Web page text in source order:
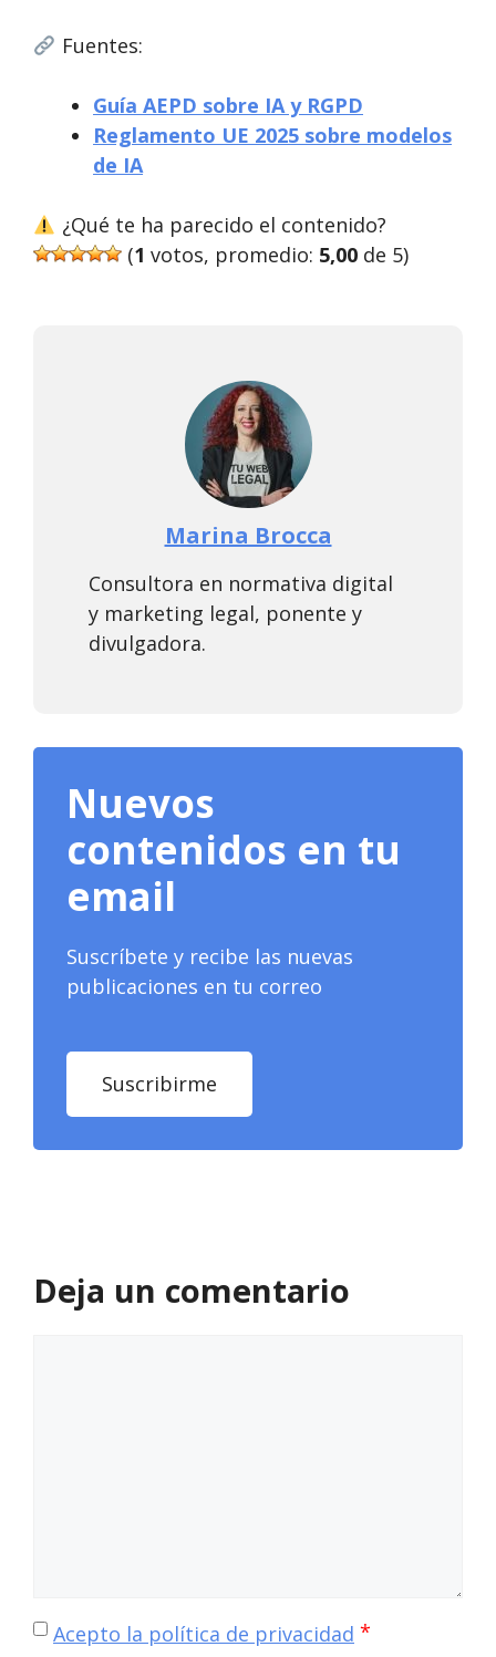
Fuentes:
Guía AEPD sobre IA y RGPD
Reglamento UE 2025 sobre modelos
de IA
¿Qué te ha parecido el contenido?
(1 votos, promedio: 5,00 de 5)
Marina Brocca
Consultora en normativa digital
y marketing legal, ponente y
divulgadora.
Nuevos
contenidos en tu
email
Suscríbete y recibe las nuevas
publicaciones en tu correo
Suscribirme
Deja un comentario
Acepto la política de privacidad *